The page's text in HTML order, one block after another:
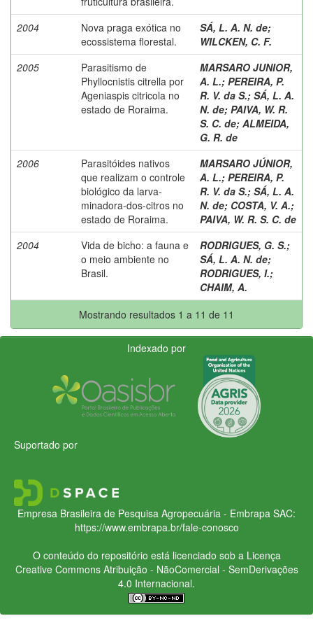
2004
Nova praga exótica no
ecossistema florestal.
SÁ, L. A. N. de;
WILCKEN, C. F.
2005
Parasitismo de
Phyllocnistis citrella por
Ageniaspis citricola no
estado de Roraima.
MARSARO JUNIOR,
A. L.; PEREIRA, P.
R. V. da S.; SÁ, L. A.
N. de; PAIVA, W. R.
S. C. de; ALMEIDA,
G. R. de
2006
Parasitóides nativos
que realizam o controle
biológico da larva-
minadora-dos-citros no
estado de Roraima.
MARSARO JÚNIOR,
A. L.; PEREIRA, P.
R. V. da S.; SÁ, L. A.
N. de; COSTA, V. A.;
PAIVA, W. R. S. C. de
2004
Vida de bicho: a fauna e
o meio ambiente no
Brasil.
RODRIGUES, G. S.;
SÁ, L. A. N. de;
RODRIGUES, I.;
CHAIM, A.
Mostrando resultados 1 a 11 de 11
Indexado por
Suportado por
Empresa Brasileira de Pesquisa Agropecuária - Embrapa SAC:
https://www.embrapa.br/fale-conosco
O conteúdo do repositório está licenciado sob a Licença
Creative CommonsAtribuição - NãoComercial - SemDerivações
4.0 Internacional.